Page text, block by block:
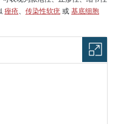
痤疮、 传染性软疣 或 基底细胞